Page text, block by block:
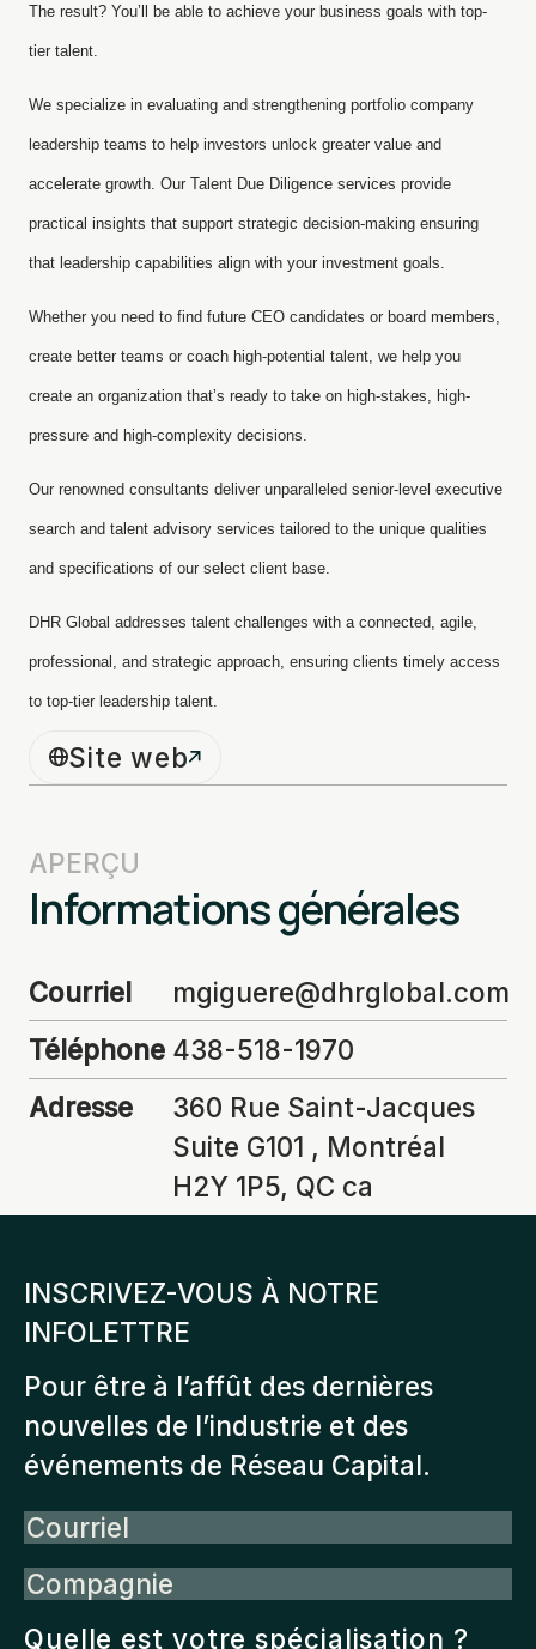
The result? You’ll be able to achieve your business goals with top-
tier talent.
We specialize in evaluating and strengthening portfolio company
leadership teams to help investors unlock greater value and
accelerate growth. Our Talent Due Diligence services provide
practical insights that support strategic decision-making ensuring
that leadership capabilities align with your investment goals.
Whether you need to find future CEO candidates or board members,
create better teams or coach high-potential talent, we help you
create an organization that’s ready to take on high-stakes, high-
pressure and high-complexity decisions.
Our renowned consultants deliver unparalleled senior-level executive
search and talent advisory services tailored to the unique qualities
and specifications of our select client base.
DHR Global addresses talent challenges with a connected, agile,
professional, and strategic approach, ensuring clients timely access
to top-tier leadership talent.
Site web
APERÇU
Informations générales
Courriel
mgiguere@dhrglobal.com
Téléphone 438-518-1970
Adresse
360 Rue Saint-Jacques
Suite G101 , Montréal
H2Y 1P5, QC ca
INSCRIVEZ-VOUS À NOTRE
INFOLETTRE
Pour être à l’affût des dernières
nouvelles de l’industrie et des
événements de Réseau Capital.
Courriel
Compagnie
Quelle est votre spécialisation ?